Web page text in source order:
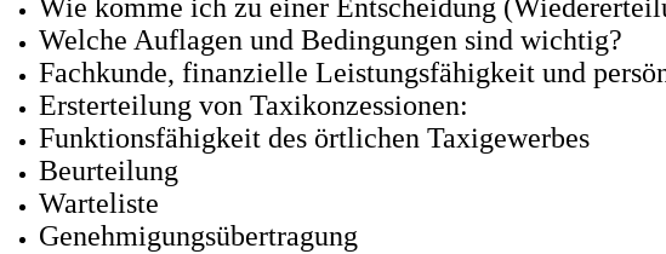
Wie komme ich zu einer Entscheidung
Welche Auflagen und Bedingungen sind wichtig?
Fachkunde, finanzielle Leistungsfähigkeit und
Ersterteilung von Taxikonzessionen:
Funktionsfähigkeit des örtlichen Taxigewerbes
Beurteilung
Warteliste
Genehmigungsübertragung